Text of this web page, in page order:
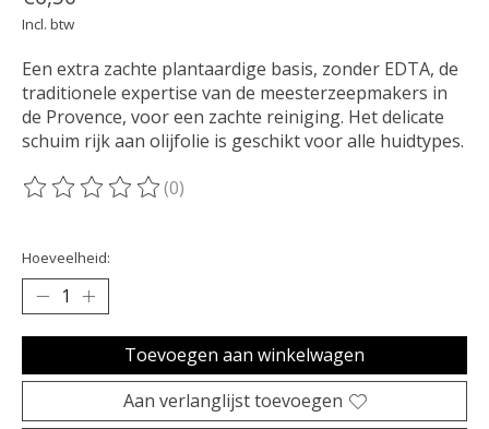
Incl. btw
Een extra zachte plantaardige basis, zonder EDTA, de
traditionele expertise van de meesterzeepmakers in
de Provence, voor een zachte reiniging. Het delicate
schuim rijk aan olijfolie is geschikt voor alle huidtypes.
De beoordeling van dit product is
(0)
Hoeveelheid:
Toevoegen aan winkelwagen
Aan verlanglijst toevoegen